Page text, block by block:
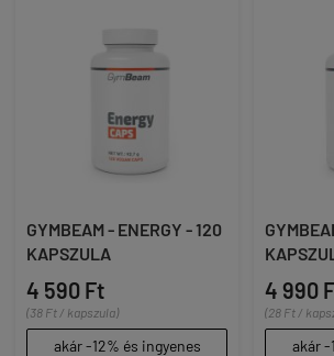
GYMBEAM - ENERGY - 120
KAPSZULA
4 590 Ft
(38 Ft / kapszula)
akár -12% és ingyenes
4 990
(28 Ft /
akár -